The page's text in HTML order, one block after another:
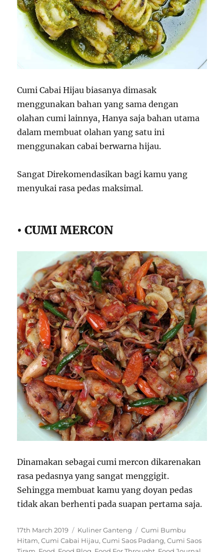
Cumi Cabai Hijau biasanya dimasak
menggunakan bahan yang sama dengan
olahan cumi lainnya, Hanya saja bahan utama
dalam membuat olahan yang satu ini
menggunakan cabai berwarna hijau.
Sangat Direkomendasikan bagi kamu yang
menyukai rasa pedas maksimal.
• CUMI MERCON
Dinamakan sebagai cumi mercon dikarenakan
rasa pedasnya yang sangat menggigit.
Sehingga membuat kamu yang doyan pedas
tidak akan berhenti pada suapan pertama saja.
P
o
17th March 2019
C
a
Kuliner Ganteng
T
a
Cumi Bumbu
Hitam,Cumi Cabai Hijau,Cumi Saos Padang,Cumi Saos